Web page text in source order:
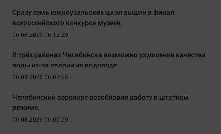
Сразу семь южноуральских школ вышли в финал
всероссийского конкурса музеев.
06.08.2026 06:12:29
В трёх районах Челябинска возможно ухудшение качества
воды из-за аварии на водоводе.
06.08.2026 06:07:55
Челябинский аэропорт возобновил работу в штатном
режиме.
06.08.2026 06:00:29